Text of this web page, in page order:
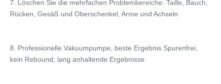
7. Löschen Sie die mehrfachen Problembereiche: Taille, Bauch,
Rücken, Gesäß und Oberschenkel, Arme und Achseln
8. Professionelle Vakuumpumpe, beste Ergebnis Spurenfrei,
kein Rebound, lang anhaltende Ergebnisse